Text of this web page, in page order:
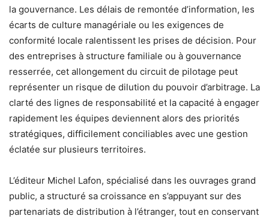
la gouvernance. Les délais de remontée d’information, les
écarts de culture managériale ou les exigences de
conformité locale ralentissent les prises de décision. Pour
des entreprises à structure familiale ou à gouvernance
resserrée, cet allongement du circuit de pilotage peut
représenter un risque de dilution du pouvoir d’arbitrage. La
clarté des lignes de responsabilité et la capacité à engager
rapidement les équipes deviennent alors des priorités
stratégiques, difficilement conciliables avec une gestion
éclatée sur plusieurs territoires.
L’éditeur Michel Lafon, spécialisé dans les ouvrages grand
public, a structuré sa croissance en s’appuyant sur des
partenariats de distribution à l’étranger, tout en conservant